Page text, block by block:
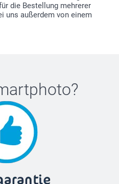
die Bestellung mehrerer
uns außerdem von einem
?